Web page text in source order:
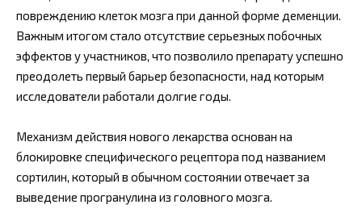
повреждению клеток мозга при данной форме деменции.
Важным итогом стало отсутствие серьезных побочных
эффектов у участников, что позволило препарату успешно
преодолеть первый барьер безопасности, над которым
исследователи работали долгие годы.
Механизм действия нового лекарства основан на
блокировке специфического рецептора под названием
сортилин, который в обычном состоянии отвечает за
выведение програнулина из головного мозга.